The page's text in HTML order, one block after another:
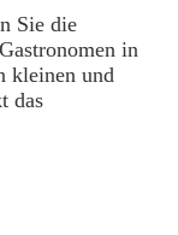
Sie die
in
kleinen und
das